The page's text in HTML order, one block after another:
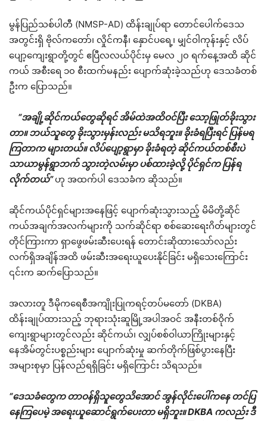
မွန်ပြည်သစ်ပါတီ (NMSP-AD) ထိန်းချုပ်ရာ တောင်ပေါက်ဒေသ
အတွင်းရှိ ဗိုလ်ကတော်၊ လှိုင်ကနီ၊ နှောင်ပရေ့၊ မျှင်ဝါကုန်းနှင့် လိပ်
ပျော့ကျေးရွာတို့တွင် ဧပြီလလယ်ပိုင်းမှ မေလ ၂၀ ရက်နေ့အထိ ဆိုင်
ကယ် အစီးရေ ၁၀ စီးထက်မနည်း ပျောက်ဆုံးခဲ့သည်ဟု ဒေသခံတစ်
ဦးက ပြောသည်။
“အချို့ဆိုင်ကယ်တွေဆိုရင် အိမ်ထဲအထိဝင်ပြီး သော့ဖြုတ်ခိုးသွား
တာ။ ဘယ်သူတွေ ခိုးသွားမှန်းလည်း မသိရဘူး။ ခိုးခံရပြီးရင် ပြန်မရ
ကြတာက များတယ်။ လိပ်ပျော့ရွာမှာ ခိုးခံရတဲ့ ဆိုင်ကယ်တစ်စီးပဲ
သာယာမွန်ရွာဘက် သွားတဲ့လမ်းမှာ ပစ်ထားခဲ့လို့ ပိုင်ရှင်က ပြန်ရ
လိုက်တယ်”ဟု အထက်ပါ ဒေသခံက ဆိုသည်။
ဆိုင်ကယ်ပိုင်ရှင်များအနေဖြင့် ပျောက်ဆုံးသွားသည့် မိမိတို့ဆိုင်
ကယ်အချက်အလက်များကို သက်ဆိုင်ရာ စစ်ဆေးရေးဂိတ်များတွင်
တိုင်ကြားကာ ရှာဖွေဖမ်းဆီးပေးရန် တောင်းဆိုထားသော်လည်း
လက်ရှိအချိန်အထိ ဖမ်းဆီးအရေးယူပေးနိုင်ခြင်း မရှိသေးကြောင်း
၎င်းက ဆက်ပြောသည်။
အလားတူ ဒီမိုကရေစီအကျိုးပြုကရင့်တပ်မတော် (DKBA)
ထိန်းချုပ်ထားသည့် ဘုရားသုံးဆူမြို့အပါအဝင် အနီးတစ်ဝိုက်
ကျေးရွာများတွင်လည်း ဆိုင်ကယ်၊ လျှပ်စစ်ဝါယာကြိုးများနှင့်
နေအိမ်တွင်းပစ္စည်းများ ပျောက်ဆုံးမှု ဆက်တိုက်ဖြစ်ပွားနေပြီး
အများစုမှာ ပြန်လည်ရရှိခြင်း မရှိကြောင်း သိရသည်။
“ဒေသခံတွေက တာဝန်ရှိသူတွေသိအောင် အွန်လိုင်းပေါ်ကနေ တင်ပြ
နေကြပေမဲ့ အရေးယူဆောင်ရွက်ပေးတာ မရှိဘူး။ DKBA ကလည်း ဒီ